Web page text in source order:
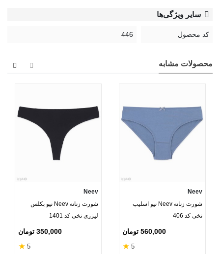
سایر ویژگی‌ها
کد محصول 446
محصولات مشابه
Neev
شورت زنانه Neev نیو اسلیپ
نخی کد 406
560,000 تومان
5
★
Neev
شورت زنانه Neev نیو بکلس
لیزری نخی کد 1401
350,000 تومان
5
★